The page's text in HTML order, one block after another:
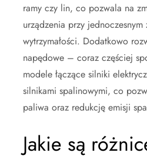
ramy czy lin, co pozwala na
urządzenia przy
wytrzymałości. Dodatkowo
napędowe – coraz częściej
modele łączące silniki
silnikami spalinowymi, co
paliwa oraz redukcję emisji
Jakie są